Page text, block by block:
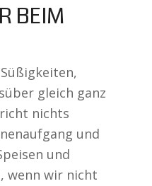
BEIM
gleich ganz
nichts
und
und
wenn wir nicht